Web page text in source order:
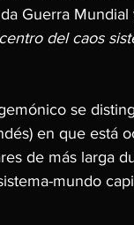
Guerra Mundial
del caos
se
en que está
de más larga
mundo